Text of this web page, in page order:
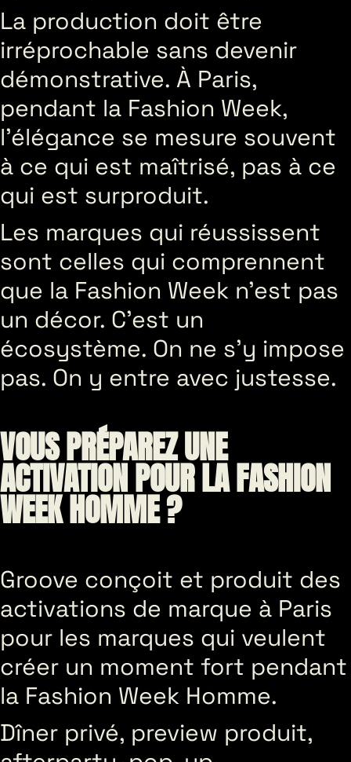
La production doit être
irréprochable sans devenir
démonstrative. À Paris,
pendant la Fashion Week,
l’élégance se mesure souvent
à ce qui est maîtrisé, pas à ce
qui est surproduit.
Les marques qui réussissent
sont celles qui comprennent
que la Fashion Week n’est pas
un décor. C’est un
écosystème. On ne s’y impose
pas. On y entre avec justesse.
VOUS PRÉPAREZ UNE
ACTIVATION POUR LA FASHION
WEEK HOMME ?
Groove conçoit et produit des
activations de marque à Paris
pour les marques qui veulent
créer un moment fort pendant
la Fashion Week Homme.
Dîner privé, preview produit,